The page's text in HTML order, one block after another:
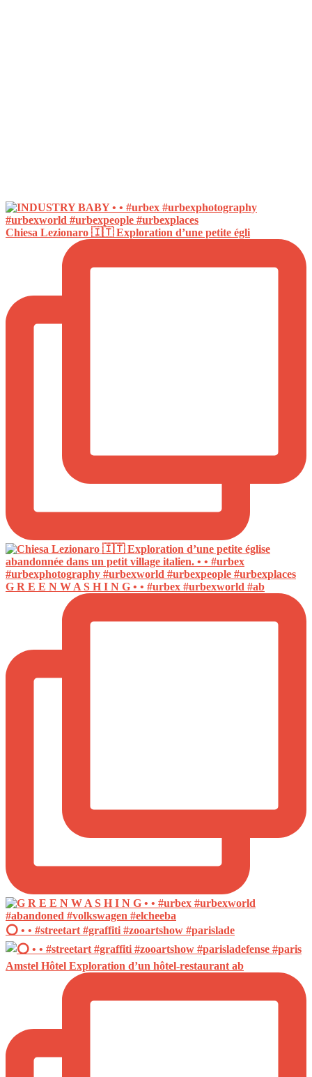
Chiesa Lezionaro 🇮🇹 Exploration d’une petite égli
G R E E N W A S H I N G • • #urbex #urbexworld #ab
⭕️ • • #streetart #graffiti #zooartshow #parislade
Amstel Hôtel Exploration d’un hôtel-restaurant ab